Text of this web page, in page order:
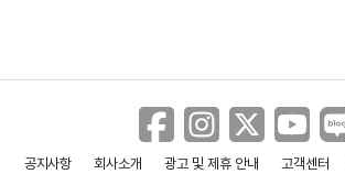
공지사항 회사소개 광고 및 제휴 안내 고객센터